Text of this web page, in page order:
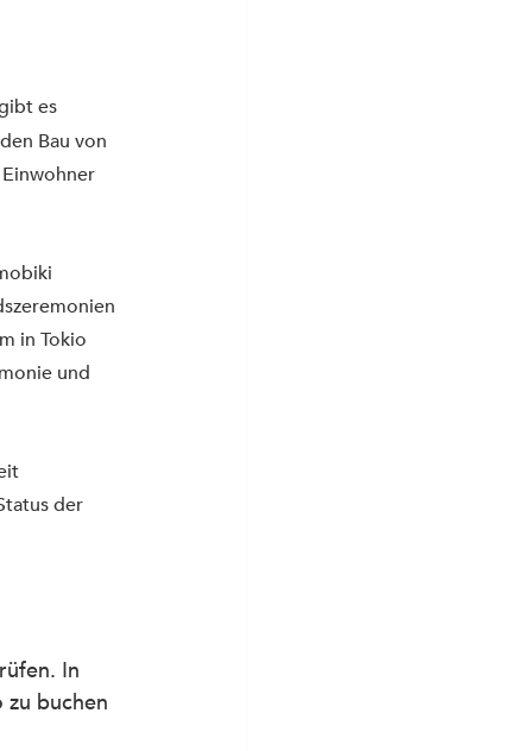
es
Bau von
in Tokio
und
der
In
zu buchen